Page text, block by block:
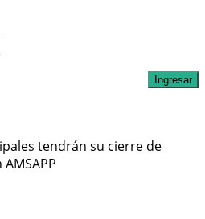
Ingresar
tendrán su cierre de